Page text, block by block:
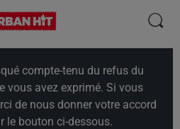
compte-tenu du refus du
vous avez exprimé. Si vous
de nous donner votre accord
le bouton ci-dessous.